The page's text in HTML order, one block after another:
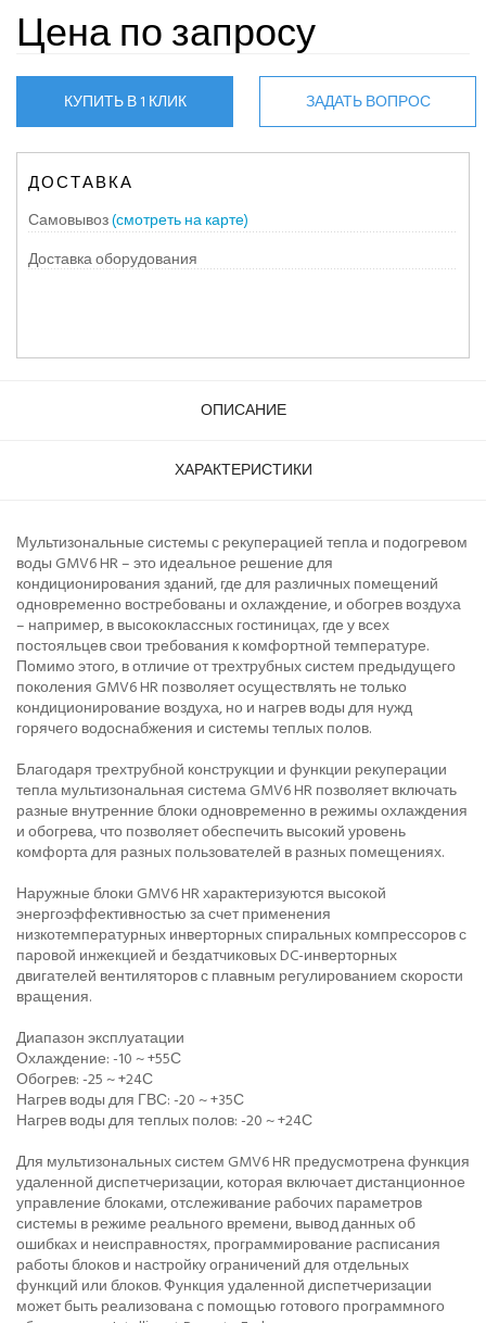
Цена по запросу
КУПИТЬ В 1 КЛИК ЗАДАТЬ ВОПРОС
ДОСТАВКА
Самовывоз(смотреть на карте)
Доставка оборудования
ОПИСАНИЕ
ХАРАКТЕРИСТИКИ
Мультизональные системы с рекуперацией тепла и подогревом
воды GMV6 HR – это идеальное решение для
кондиционирования зданий, где для различных помещений
одновременно востребованы и охлаждение, и обогрев воздуха
– например, в высококлассных гостиницах, где у всех
постояльцев свои требования к комфортной температуре.
Помимо этого, в отличие от трехтрубных систем предыдущего
поколения GMV6 HR позволяет осуществлять не только
кондиционирование воздуха, но и нагрев воды для нужд
горячего водоснабжения и системы теплых полов.
Благодаря трехтрубной конструкции и функции рекуперации
тепла мультизональная система GMV6 HR позволяет включать
разные внутренние блоки одновременно в режимы охлаждения
и обогрева, что позволяет обеспечить высокий уровень
комфорта для разных пользователей в разных помещениях.
Наружные блоки GMV6 HR характеризуются высокой
энергоэффективностью за счет применения
низкотемпературных инверторных спиральных компрессоров с
паровой инжекцией и бездатчиковых DC-инверторных
двигателей вентиляторов с плавным регулированием скорости
вращения.
Диапазон эксплуатации
Охлаждение: -10 ~ +55С
Обогрев: -25 ~ +24С
Нагрев воды для ГВС: -20 ~ +35С
Нагрев воды для теплых полов: -20 ~ +24С
Для мультизональных систем GMV6 HR предусмотрена функция
удаленной диспетчеризации, которая включает дистанционное
управление блоками, отслеживание рабочих параметров
системы в режиме реального времени, вывод данных об
ошибках и неисправностях, программирование расписания
работы блоков и настройку ограничений для отдельных
функций или блоков. Функция удаленной диспетчеризации
может быть реализована с помощью готового программного